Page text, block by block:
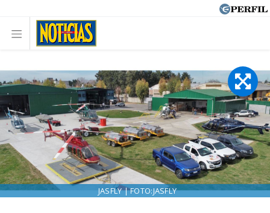
JASFLY | FOTO:JASFLY